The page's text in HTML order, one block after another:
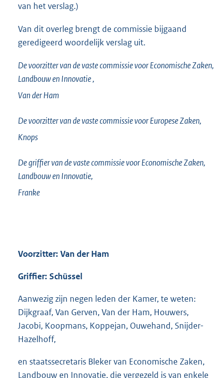
van het verslag.)
Van dit overleg brengt de commissie bijgaand
geredigeerd woordelijk verslag uit.
De voorzitter van de vaste commissie voor Economische Zaken,
Landbouw en Innovatie ,
Van der Ham
De voorzitter van de vaste commissie voor Europese Zaken,
Knops
De griffier van de vaste commissie voor Economische Zaken,
Landbouw en Innovatie,
Franke
Voorzitter: Van der Ham
Griffier: Schüssel
Aanwezig zijn negen leden der Kamer, te weten:
Dijkgraaf, Van Gerven, Van der Ham, Houwers,
Jacobi, Koopmans, Koppejan, Ouwehand, Snijder-
Hazelhoff,
en staatssecretaris Bleker van Economische Zaken,
Landbouw en Innovatie, die vergezeld is van enkele